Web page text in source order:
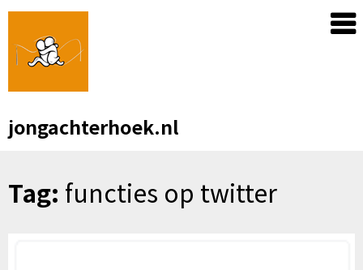
Skip
content
jongachterhoek.nl
Tag: functies op twitter